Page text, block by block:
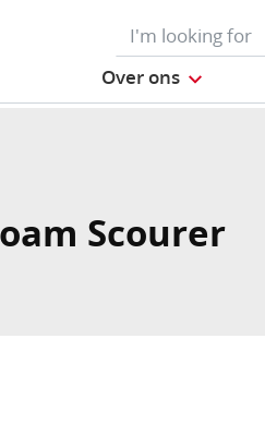
Over ons
Scourer